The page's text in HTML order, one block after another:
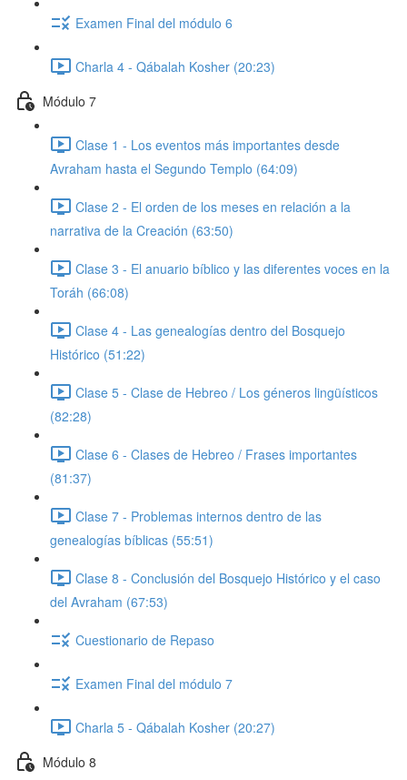
Examen Final del módulo 6
Charla 4 - Qábalah Kosher (20:23)
Módulo 7
Clase 1 - Los eventos más importantes desde
Avraham hasta el Segundo Templo (64:09)
Clase 2 - El orden de los meses en relación a la
narrativa de la Creación (63:50)
Clase 3 - El anuario bíblico y las diferentes voces en la
Toráh (66:08)
Clase 4 - Las genealogías dentro del Bosquejo
Histórico (51:22)
Clase 5 - Clase de Hebreo / Los géneros lingüísticos
(82:28)
Clase 6 - Clases de Hebreo / Frases importantes
(81:37)
Clase 7 - Problemas internos dentro de las
genealogías bíblicas (55:51)
Clase 8 - Conclusión del Bosquejo Histórico y el caso
del Avraham (67:53)
Cuestionario de Repaso
Examen Final del módulo 7
Charla 5 - Qábalah Kosher (20:27)
Módulo 8